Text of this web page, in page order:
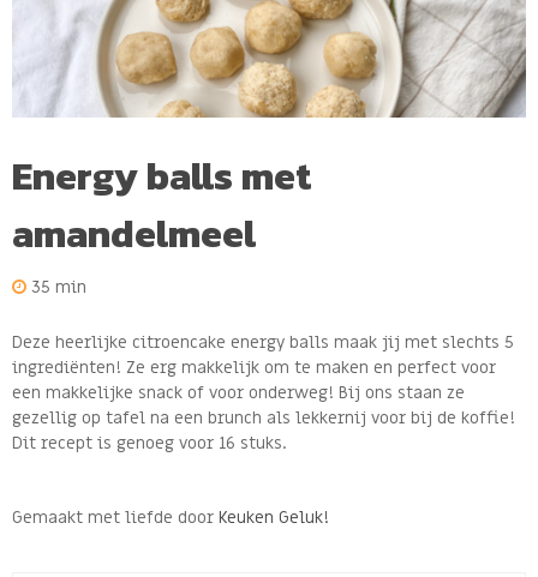
Energy balls met
amandelmeel
35 min
Deze heerlijke citroencake energy balls maak jij met slechts 5
ingrediënten! Ze erg makkelijk om te maken en perfect voor
een makkelijke snack of voor onderweg! Bij ons staan ze
gezellig op tafel na een brunch als lekkernij voor bij de koffie!
Dit recept is genoeg voor 16 stuks.
Gemaakt met liefde door Keuken Geluk!